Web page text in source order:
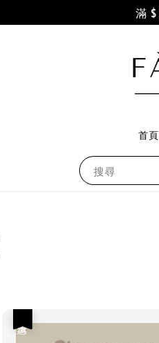
滿
搜尋
首頁